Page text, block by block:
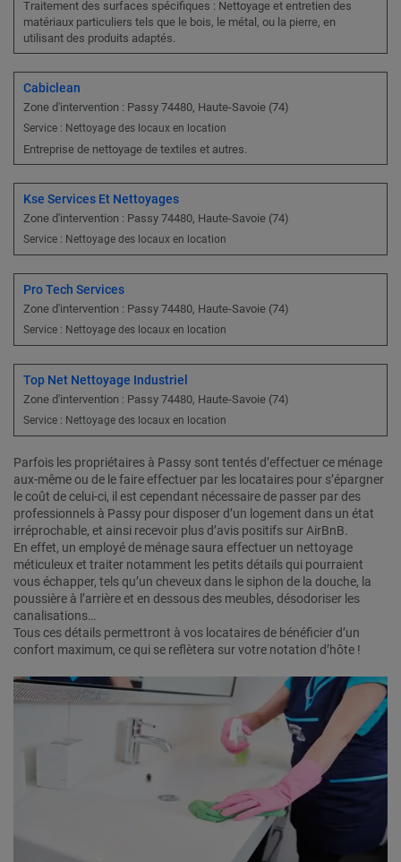
Traitement des surfaces spécifiques : Nettoyage et entretien des
matériaux particuliers tels que le bois, le métal, ou la pierre, en
utilisant des produits adaptés.
Cabiclean
Zone d'intervention : Passy 74480, Haute-Savoie (74)
Service : Nettoyage des locaux en location
Entreprise de nettoyage de textiles et autres.
Kse Services Et Nettoyages
Zone d'intervention : Passy 74480, Haute-Savoie (74)
Service : Nettoyage des locaux en location
Pro Tech Services
Zone d'intervention : Passy 74480, Haute-Savoie (74)
Service : Nettoyage des locaux en location
Top Net Nettoyage Industriel
Zone d'intervention : Passy 74480, Haute-Savoie (74)
Service : Nettoyage des locaux en location
Parfois les propriétaires à Passy sont tentés d’effectuer ce ménage
aux-même ou de le faire effectuer par les locataires pour s’épargner
le coût de celui-ci, il est cependant nécessaire de passer par des
professionnels à Passy pour disposer d’un logement dans un état
irréprochable, et ainsi recevoir plus d’avis positifs sur AirBnB.
En effet, un employé de ménage saura effectuer un nettoyage
méticuleux et traiter notamment les petits détails qui pourraient
vous échapper, tels qu’un cheveux dans le siphon de la douche, la
poussière à l’arrière et en dessous des meubles, désodoriser les
canalisations…
Tous ces détails permettront à vos locataires de bénéficier d’un
confort maximum, ce qui se reflètera sur votre notation d’hôte !